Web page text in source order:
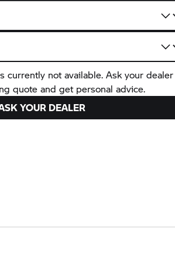
currently not available. Ask your dealer
quote and get personal advice.
YOUR DEALER